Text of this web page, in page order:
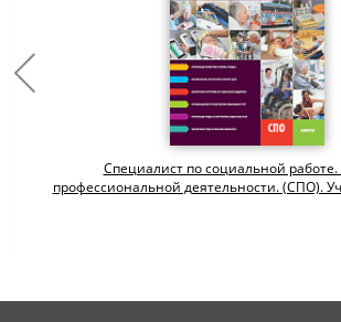
Специалист по социальной
профессиональной деятельности. (СПО).